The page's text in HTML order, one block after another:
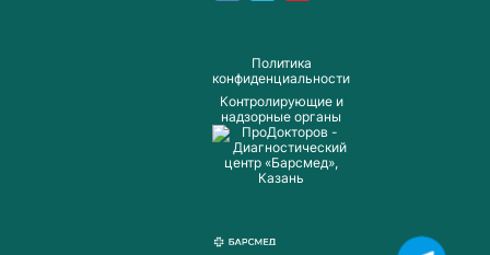
Пoлитика
конфиденциальности
Контролирующие и
надзорные органы